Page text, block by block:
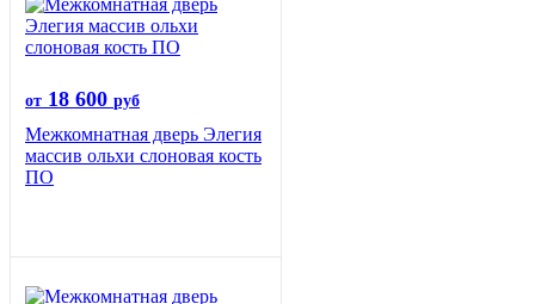
от 18 600 руб
Межкомнатная дверь Элегия
массив ольхи слоновая кость
ПО